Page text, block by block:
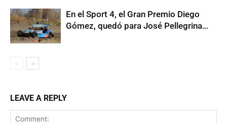
En el Sport 4, el Gran Premio Diego
Gómez, quedó para José Pellegrina…
LEAVE A REPLY